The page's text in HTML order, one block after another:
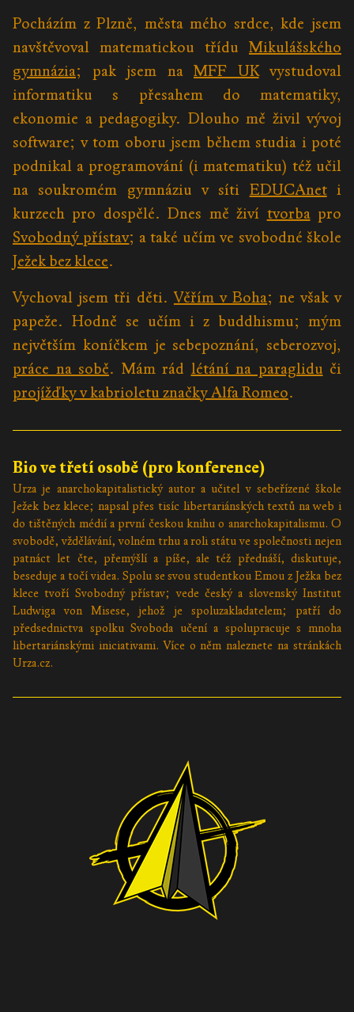
Pocházím z Plzně, města mého srdce, kde jsem
navštěvoval matematickou třídu Mikulášského
gymnázia; pak jsem na MFF UKvystudoval
informatiku s přesahem do matematiky,
ekonomie a pedagogiky. Dlouho mě živil vývoj
software; v tom oboru jsem během studia i poté
podnikal a programování (i matematiku) též učil
na soukromém gymnáziu v síti EDUCAneti
kurzech pro dospělé. Dnes mě živí tvorbapro
Svobodný přístav; a také učím ve svobodné škole
Ježek bez klece.
Vychoval jsem tři děti.Věřím v Boha; ne však v
papeže. Hodně se učím i z buddhismu; mým
největším koníčkem je sebepoznání, seberozvoj,
práce na sobě. Mám rád létání na paraglidu či
projížďky v kabrioletu značky Alfa Romeo.
Bio ve třetí osobě (pro konference)
Urza je anarchokapitalistický autor a učitel v sebeřízené škole
Ježek bez klece; napsal přes tisíc libertariánských textů na web i
do tištěných médií a první českou knihu o anarchokapitalismu. O
svobodě, vždělávání, volném trhu a roli státu ve společnosti nejen
patnáct let čte, přemýšlí a píše, ale též přednáší, diskutuje,
beseduje a točí videa. Spolu se svou studentkou Emou z Ježka bez
klece tvoří Svobodný přístav; vede český a slovenský Institut
Ludwiga von Misese, jehož je spoluzakladatelem; patří do
předsednictva spolku Svoboda učení a spolupracuje s mnoha
libertariánskými iniciativami. Více o něm naleznete na stránkách
Urza.cz.